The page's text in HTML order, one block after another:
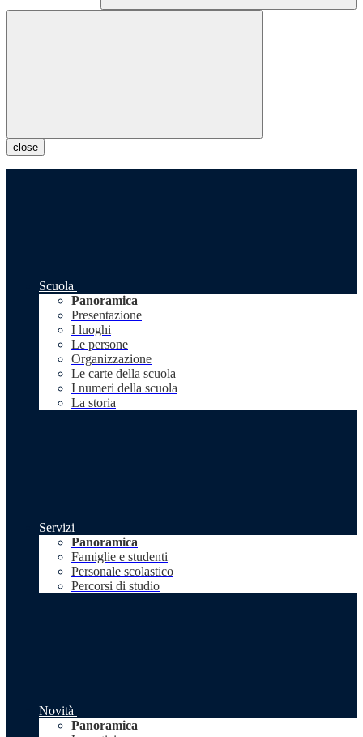
close
Scuola
Panoramica
Presentazione
I luoghi
Le persone
Organizzazione
Le carte della scuola
I numeri della scuola
La storia
Servizi
Panoramica
Famiglie e studenti
Personale scolastico
Percorsi di studio
Novità
Panoramica